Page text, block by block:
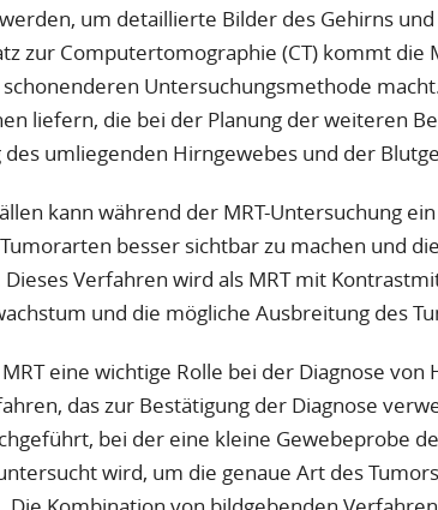
um detaillierte Bilder des Gehirns
zur Computertomographie (CT) kommt die
Untersuchungsmethode
liefern, die bei der Planung der weiteren
umliegenden Hirngewebes und der
kann während der MRT-Untersuchung
besser sichtbar zu machen und
Verfahren wird als MRT mit
und die mögliche Ausbreitung des
eine wichtige Rolle bei der Diagnose
das zur Bestätigung der Diagnose
bei der eine kleine Gewebeprobe
wird, um die genaue Art des